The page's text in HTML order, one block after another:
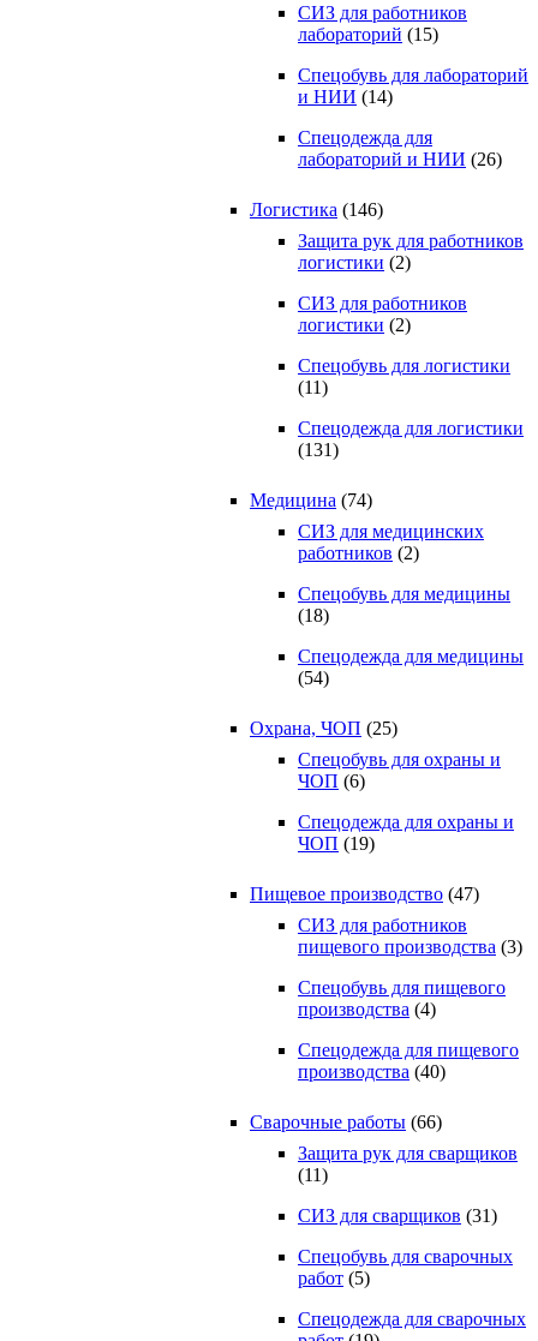
СИЗ для работников
лабораторий (15)
Спецобувь для лабораторий
и НИИ (14)
Спецодежда для
лабораторий и НИИ (26)
Логистика (146)
Защита рук для работников
логистики (2)
СИЗ для работников
логистики (2)
Спецобувь для логистики
(11)
Спецодежда для логистики
(131)
Медицина (74)
СИЗ для медицинских
работников (2)
Спецобувь для медицины
(18)
Спецодежда для медицины
(54)
Охрана, ЧОП (25)
Спецобувь для охраны и
ЧОП (6)
Спецодежда для охраны и
ЧОП (19)
Пищевое производство (47)
СИЗ для работников
пищевого производства (3)
Спецобувь для пищевого
производства (4)
Спецодежда для пищевого
производства (40)
Сварочные работы (66)
Защита рук для сварщиков
(11)
СИЗ для сварщиков (31)
Спецобувь для сварочных
работ (5)
Спецодежда для сварочных